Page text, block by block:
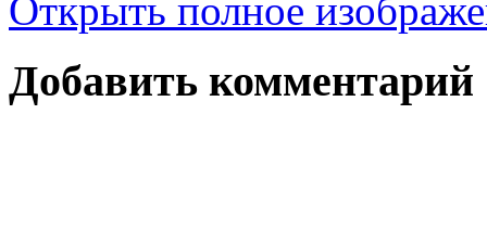
Открыть полное
Добавить комментарий